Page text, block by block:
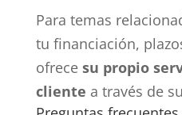
Para temas
tu financiación,
ofrece su propio
cliente a través de